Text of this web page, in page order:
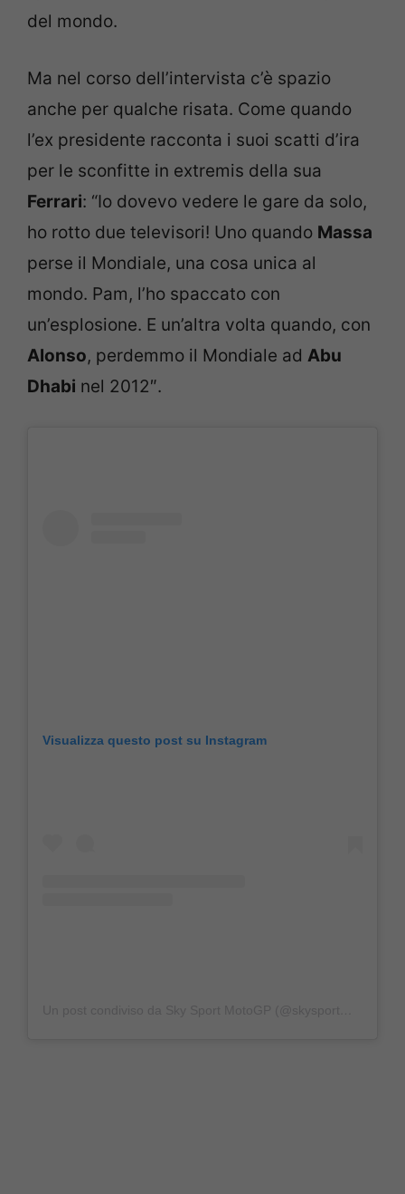
del mondo.
Ma nel corso dell’intervista c’è spazio
anche per qualche risata. Come quando
l’ex presidente racconta i suoi scatti d’ira
per le sconfitte in extremis della sua
Ferrari: “Io dovevo vedere le gare da solo,
ho rotto due televisori! Uno quando Massa
perse il Mondiale, una cosa unica al
mondo. Pam, l’ho spaccato con
un’esplosione. E un’altra volta quando, con
Alonso, perdemmo il Mondiale ad Abu
Dhabi nel 2012″.
Visualizza questo post su Instagram